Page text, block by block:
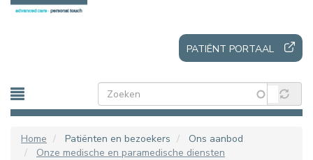
PATIËNT PORTAAL
Home Patiënten en bezoekers
Ons aanbod
Onze medische en paramedische diensten